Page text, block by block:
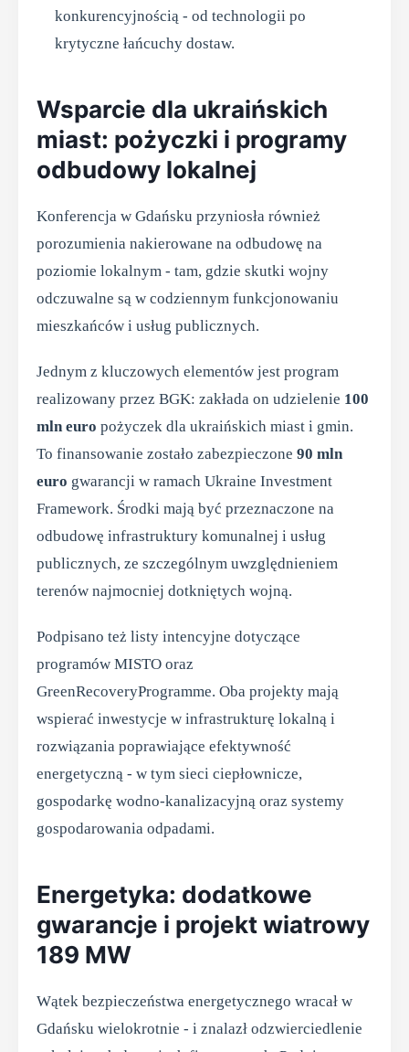
konkurencyjnością - od technologii po
krytyczne łańcuchy dostaw.
Wsparcie dla ukraińskich
miast: pożyczki i programy
odbudowy lokalnej
Konferencja w Gdańsku przyniosła również
porozumienia nakierowane na odbudowę na
poziomie lokalnym - tam, gdzie skutki wojny
odczuwalne są w codziennym funkcjonowaniu
mieszkańców i usług publicznych.
Jednym z kluczowych elementów jest program
realizowany przez BGK: zakłada on udzielenie 100
mln euro pożyczek dla ukraińskich miast i gmin.
To finansowanie zostało zabezpieczone 90 mln
euro gwarancji w ramach Ukraine Investment
Framework. Środki mają być przeznaczone na
odbudowę infrastruktury komunalnej i usług
publicznych, ze szczególnym uwzględnieniem
terenów najmocniej dotkniętych wojną.
Podpisano też listy intencyjne dotyczące
programów MISTO oraz
GreenRecoveryProgramme. Oba projekty mają
wspierać inwestycje w infrastrukturę lokalną i
rozwiązania poprawiające efektywność
energetyczną - w tym sieci ciepłownicze,
gospodarkę wodno-kanalizacyjną oraz systemy
gospodarowania odpadami.
Energetyka: dodatkowe
gwarancje i projekt wiatrowy
189 MW
Wątek bezpieczeństwa energetycznego wracał w
Gdańsku wielokrotnie - i znalazł odzwierciedlenie